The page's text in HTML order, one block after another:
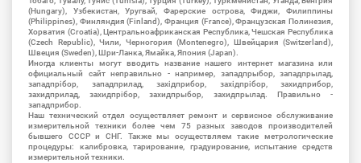
(Hungary), Узбекистан, Уругвай, Фарерские острова, Фиджи, Филиппины
(Philippines), Финляндия (Finland), Франция (France), Французская Полинезия,
Хорватия (Croatia), Центральноафриканская Республика, Чешская Республика
(Czech Republic), Чили, Черногория (Montenegro), Швейцария (Switzerland),
Швеция (Sweden), Шри-Ланка, Ямайка, Япония (Japan).
Иногда клиенты могут вводить название нашего интернет магазина или
официальный сайт неправильно - например, западпрыбор, западпрылад,
западпрібор, западприлад, західприбор, західпрібор, захидприбор,
захидприлад, захидпрібор, захидпрыбор, захидпрылад. Правильно -
западприбор.
Наш технический отдел осуществляет ремонт и сервисное обслуживание
измерительной техники более чем 75 разных заводов производителей
бывшего СССР и СНГ. Также мы осуществляем такие метрологические
процедуры: калибровка, тарирование, градуирование, испытание средств
измерительной техники.